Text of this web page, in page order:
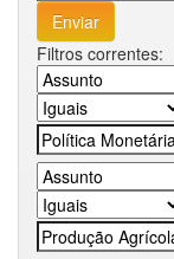
Filtros correntes: